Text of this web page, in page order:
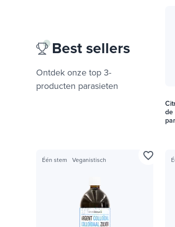
Best sellers
Ontdek onze top 3-
producten parasieten
de
Één stem Veganistisch favorite_border